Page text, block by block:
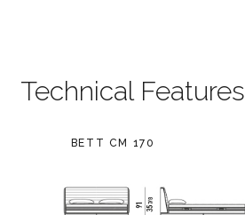
Technical Features
BETT CM 170